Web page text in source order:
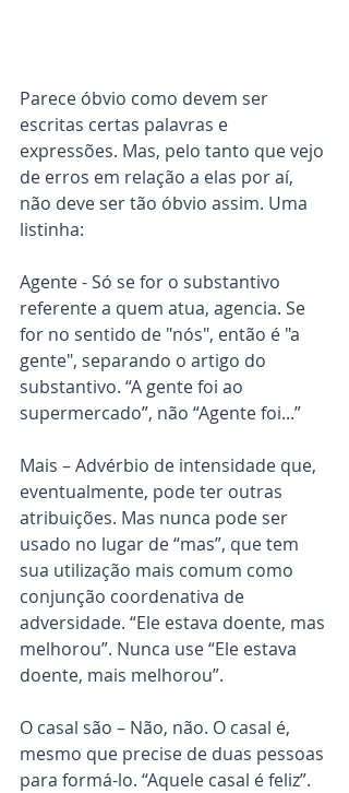
Parece óbvio como devem ser
escritas certas palavras e
expressões. Mas, pelo tanto que vejo
de erros em relação a elas por aí,
não deve ser tão óbvio assim. Uma
listinha:
Agente - Só se for o substantivo
referente a quem atua, agencia. Se
for no sentido de "nós", então é "a
gente", separando o artigo do
substantivo. “A gente foi ao
supermercado”, não “Agente foi...”
Mais – Advérbio de intensidade que,
eventualmente, pode ter outras
atribuições. Mas nunca pode ser
usado no lugar de “mas”, que tem
sua utilização mais comum como
conjunção coordenativa de
adversidade. “Ele estava doente, mas
melhorou”. Nunca use “Ele estava
doente, mais melhorou”.
O casal são – Não, não. O casal é,
mesmo que precise de duas pessoas
para formá-lo. “Aquele casal é feliz”.